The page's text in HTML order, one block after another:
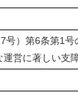
号）第6条第1
営に著しい支